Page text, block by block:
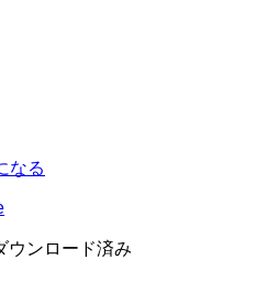
なる
ウンロード済み